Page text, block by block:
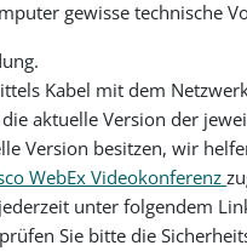
gewisse
Kabel mit dem
aktuelle Version der
Version besitzen, wir
WebEx Videokonferenz
unter folgendem
Sie bitte die